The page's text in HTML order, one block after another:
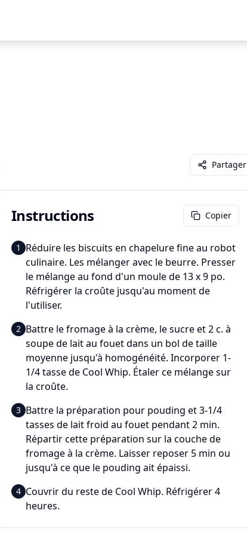
Partager
Instructions Copier
1
Réduire les biscuits en chapelure fine au robot
culinaire. Les mélanger avec le beurre. Presser
le mélange au fond d'un moule de 13 x 9 po.
Réfrigérer la croûte jusqu'au moment de
l'utiliser.
2 Battre le fromage à la crème, le sucre et 2 c. à
soupe de lait au fouet dans un bol de taille
moyenne jusqu'à homogénéité. Incorporer 1-
1/4 tasse de Cool Whip. Étaler ce mélange sur
la croûte.
3 Battre la préparation pour pouding et 3-1/4
tasses de lait froid au fouet pendant 2 min.
Répartir cette préparation sur la couche de
fromage à la crème. Laisser reposer 5 min ou
jusqu'à ce que le pouding ait épaissi.
4 Couvrir du reste de Cool Whip. Réfrigérer 4
heures.